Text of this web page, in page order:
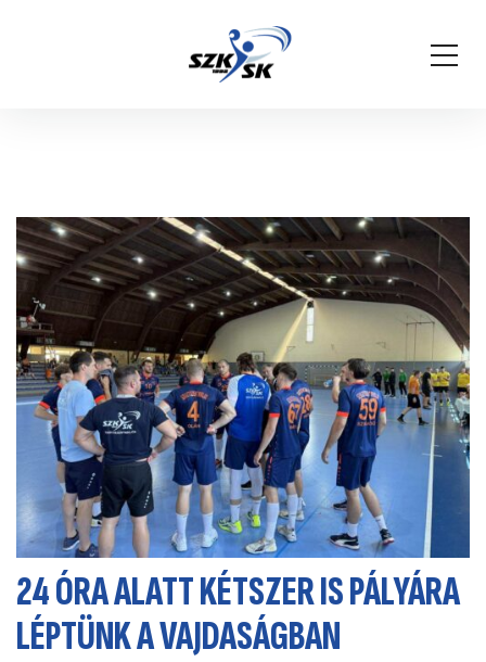
24 ÓRA ALATT KÉTSZER IS PÁLYÁRA
LÉPTÜNK A VAJDASÁGBAN